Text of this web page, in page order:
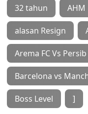
32 tahun AHM
alasan Resign
Arema FC Vs
Barcelona vs
Boss Level ]